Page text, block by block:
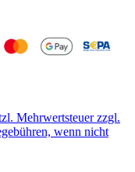
Mehrwertsteuer zzgl.
wenn nicht